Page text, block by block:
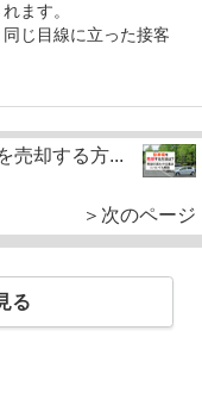
ます。
じ目線に立った接客
売却する方...
＞次のページ
る